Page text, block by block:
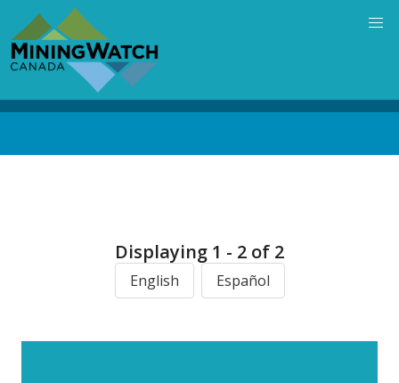
main
content
Displaying 1 - 2 of 2
English Español